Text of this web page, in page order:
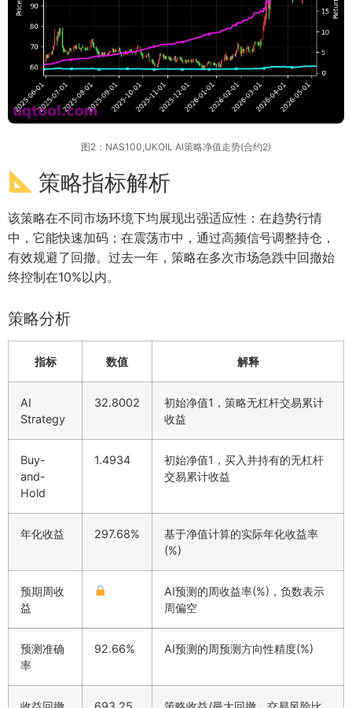
图2：NAS100,UKOIL AI策略净值走势(合约2)
策略指标解析
该策略在不同市场环境下均展现出强适应性：在趋势行情
中，它能快速加码；在震荡市中，通过高频信号调整持仓，
有效规避了回撤。过去一年，策略在多次市场急跌中回撤始
终控制在10%以内。
策略分析
指标 数值 解释
AI
Strategy
32.8002
初始净值1，策略无杠杆交易累计
收益
Buy-
and-
Hold
1.4934
初始净值1，买入并持有的无杠杆
交易累计收益
年化收益 297.68%
基于净值计算的实际年化收益率
(%)
预期周收
益
AI预测的周收益率(%)，负数表示
周偏空
预测准确
率
92.66% AI预测的周预测方向性精度(%)